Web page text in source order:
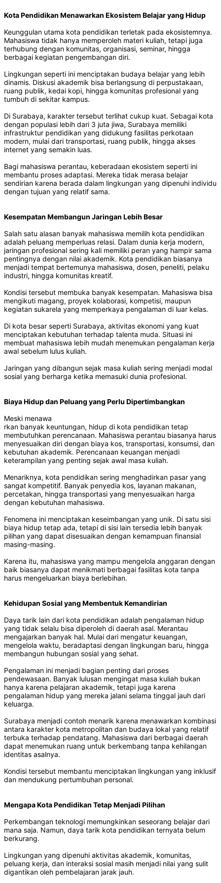
Kota Pendidikan Menawarkan Ekosistem Belajar yang Hidup
Keunggulan utama kota pendidikan terletak pada ekosistemnya.
Mahasiswa tidak hanya memperoleh materi kuliah, tetapi juga
terhubung dengan komunitas, organisasi, seminar, hingga
berbagai kegiatan pengembangan diri.
Lingkungan seperti ini menciptakan budaya belajar yang lebih
dinamis. Diskusi akademik bisa berlangsung di perpustakaan,
ruang publik, kedai kopi, hingga komunitas profesional yang
tumbuh di sekitar kampus.
Di Surabaya, karakter tersebut terlihat cukup kuat. Sebagai kota
dengan populasi lebih dari 3 juta jiwa, Surabaya memiliki
infrastruktur pendidikan yang didukung fasilitas perkotaan
modern, mulai dari transportasi, ruang publik, hingga akses
internet yang semakin luas.
Bagi mahasiswa perantau, keberadaan ekosistem seperti ini
membantu proses adaptasi. Mereka tidak merasa belajar
sendirian karena berada dalam lingkungan yang dipenuhi individu
dengan tujuan yang relatif sama.
Kesempatan Membangun Jaringan Lebih Besar
Salah satu alasan banyak mahasiswa memilih kota pendidikan
adalah peluang memperluas relasi. Dalam dunia kerja modern,
jaringan profesional sering kali memiliki peran yang hampir sama
pentingnya dengan nilai akademik. Kota pendidikan biasanya
menjadi tempat bertemunya mahasiswa, dosen, peneliti, pelaku
industri, hingga komunitas kreatif.
Kondisi tersebut membuka banyak kesempatan. Mahasiswa bisa
mengikuti magang, proyek kolaborasi, kompetisi, maupun
kegiatan sukarela yang memperkaya pengalaman di luar kelas.
Di kota besar seperti Surabaya, aktivitas ekonomi yang kuat
menciptakan kebutuhan terhadap talenta muda. Situasi ini
membuat mahasiswa lebih mudah menemukan pengalaman kerja
awal sebelum lulus kuliah.
Jaringan yang dibangun sejak masa kuliah sering menjadi modal
sosial yang berharga ketika memasuki dunia profesional.
Biaya Hidup dan Peluang yang Perlu Dipertimbangkan
Meski menawa
rkan banyak keuntungan, hidup di kota pendidikan tetap
membutuhkan perencanaan. Mahasiswa perantau biasanya harus
menyesuaikan diri dengan biaya kos, transportasi, konsumsi, dan
kebutuhan akademik. Perencanaan keuangan menjadi
keterampilan yang penting sejak awal masa kuliah.
Menariknya, kota pendidikan sering menghadirkan pasar yang
sangat kompetitif. Banyak penyedia kos, layanan makanan,
percetakan, hingga transportasi yang menyesuaikan harga
dengan kebutuhan mahasiswa.
Fenomena ini menciptakan keseimbangan yang unik. Di satu sisi
biaya hidup tetap ada, tetapi di sisi lain tersedia lebih banyak
pilihan yang dapat disesuaikan dengan kemampuan finansial
masing-masing.
Karena itu, mahasiswa yang mampu mengelola anggaran dengan
baik biasanya dapat menikmati berbagai fasilitas kota tanpa
harus mengeluarkan biaya berlebihan.
Kehidupan Sosial yang Membentuk Kemandirian
Daya tarik lain dari kota pendidikan adalah pengalaman hidup
yang tidak selalu bisa diperoleh di daerah asal. Merantau
mengajarkan banyak hal. Mulai dari mengatur keuangan,
mengelola waktu, beradaptasi dengan lingkungan baru, hingga
membangun hubungan sosial yang sehat.
Pengalaman ini menjadi bagian penting dari proses
pendewasaan. Banyak lulusan mengingat masa kuliah bukan
hanya karena pelajaran akademik, tetapi juga karena
pengalaman hidup yang mereka jalani selama tinggal jauh dari
keluarga.
Surabaya menjadi contoh menarik karena menawarkan kombinasi
antara karakter kota metropolitan dan budaya lokal yang relatif
terbuka terhadap pendatang. Mahasiswa dari berbagai daerah
dapat menemukan ruang untuk berkembang tanpa kehilangan
identitas asalnya.
Kondisi tersebut membantu menciptakan lingkungan yang inklusif
dan mendukung pertumbuhan personal.
Mengapa Kota Pendidikan Tetap Menjadi Pilihan
Perkembangan teknologi memungkinkan seseorang belajar dari
mana saja. Namun, daya tarik kota pendidikan ternyata belum
berkurang.
Lingkungan yang dipenuhi aktivitas akademik, komunitas,
peluang kerja, dan interaksi sosial masih menjadi nilai yang sulit
digantikan oleh pembelajaran jarak jauh.